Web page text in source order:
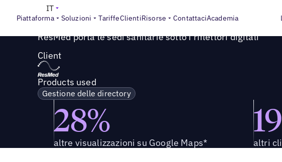
Piattaforma Soluzioni TariffeClientiRisorse ContattaciAcademia
IT
Success Story
ResMed porta le sedi sanitarie sotto i riflettori digitali
Client
Products used
Gestione delle directory
28%
altre visualizzazioni su Google Maps* altri